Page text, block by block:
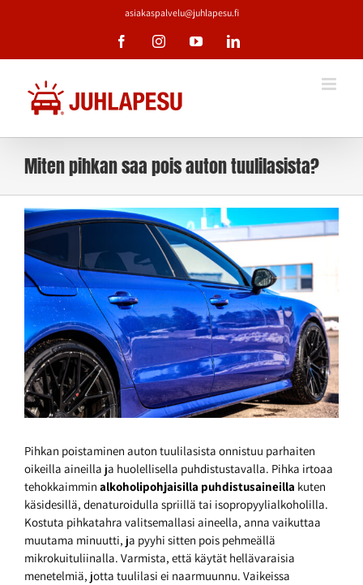
asiakaspalvelu@juhlapesu.fi
FacebookInstagramYouTubeLinkedIn
Miten pihkan saa pois auton tuulilasista?
Katso
kuvaa
isompana
Pihkan poistaminen auton tuulilasista onnistuu parhaiten
oikeilla aineilla ja huolellisella puhdistustavalla. Pihka irtoaa
tehokkaimmin alkoholipohjaisilla puhdistusaineilla kuten
käsidesillä, denaturoidulla spriillä tai isopropyylialkoholilla.
Kostuta pihkatahra valitsemallasi aineella, anna vaikuttaa
muutama minuutti, ja pyyhi sitten pois pehmeällä
mikrokuituliinalla. Varmista, että käytät hellävaraisia
menetelmiä, jotta tuulilasi ei naarmuunnu. Vaikeissa